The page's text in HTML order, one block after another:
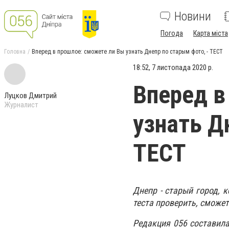
Новини
Погода Карта міста
Головна Вперед в прошлое: сможете ли Вы узнать Днепр по старым фото, - ТЕСТ
Луцков Дмитрий
Журналист
18:52, 7 листопада 2020 р.
Вперед
узнать
ТЕСТ
Днепр - старый город,
теста проверить,
Редакция 056